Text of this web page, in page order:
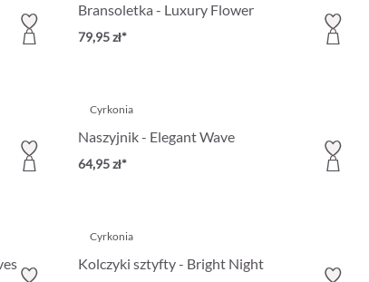
Bransoletka - Luxury Flower
79,95 zł*
Cyrkonia
Naszyjnik - Elegant Wave
64,95 zł*
Cyrkonia
Kolczyki sztyfty - Bright Night